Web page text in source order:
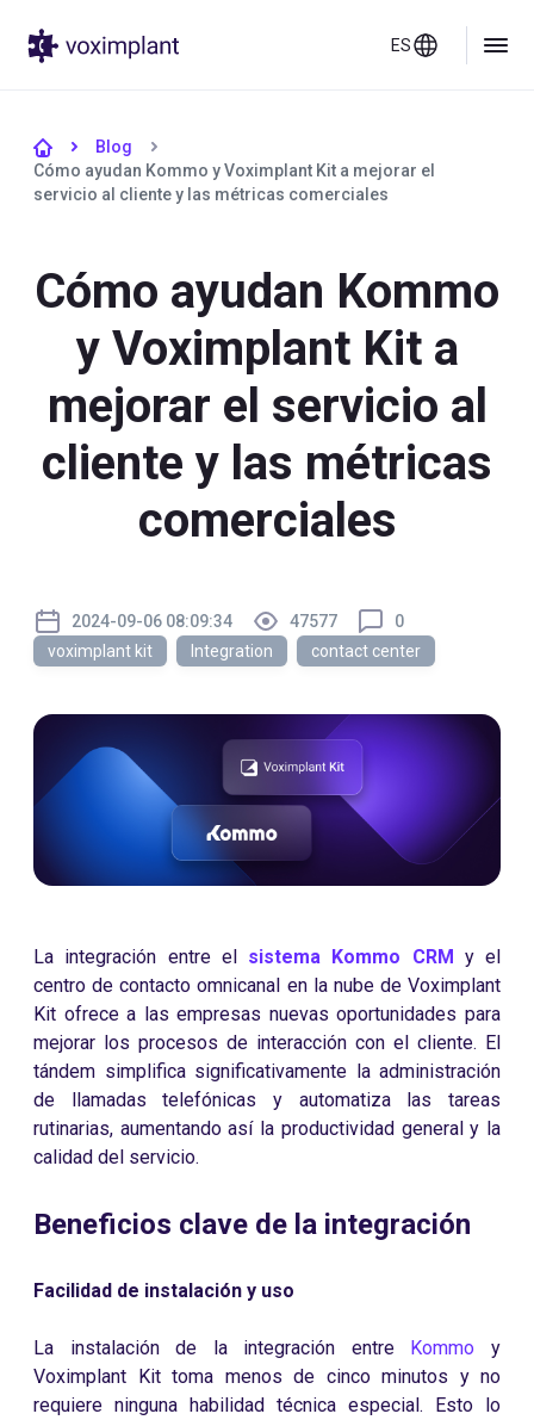
ES
Blog
Cómo ayudan Kommo y Voximplant Kit a mejorar el
servicio al cliente y las métricas comerciales
Cómo ayudan Kommo
y Voximplant Kit a
mejorar el servicio al
cliente y las métricas
comerciales
2024-09-06 08:09:34 47577
0
voximplant kit
Integration contact center
La integración entre el sistema Kommo CRM y el
centro de contacto omnicanal en la nube de Voximplant
Kit ofrece a las empresas nuevas oportunidades para
mejorar los procesos de interacción con el cliente. El
tándem simplifica significativamente la administración
de llamadas telefónicas y automatiza las tareas
rutinarias, aumentando así la productividad general y la
calidad del servicio.
Beneficios clave de la integración
Facilidad de instalación y uso
La instalación de la integración entre Kommo y
Voximplant Kit toma menos de cinco minutos y no
requiere ninguna habilidad técnica especial. Esto lo